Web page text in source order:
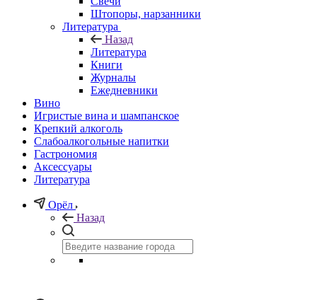
Штопоры, нарзанники
Литература
Назад
Литература
Книги
Журналы
Ежедневники
Вино
Игристые вина и шампанское
Крепкий алкоголь
Слабоалкогольные напитки
Гастрономия
Аксессуары
Литература
Орёл
Назад